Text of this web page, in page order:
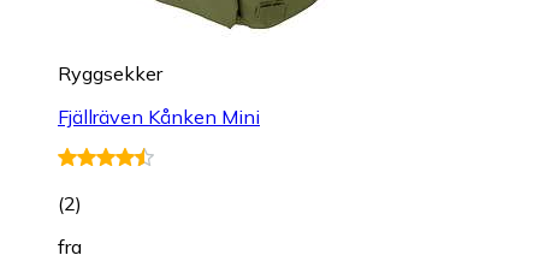
Ryggsekker
Fjällräven Kånken Mini
(2)
fra